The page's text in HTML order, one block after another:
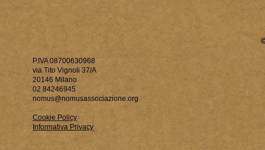
P.IVA 08700630968
via Tito Vignoli 37/A
20146 Milano
02 84246945
nomus@nomusassociazione.org
Cookie Policy
Informativa Privacy